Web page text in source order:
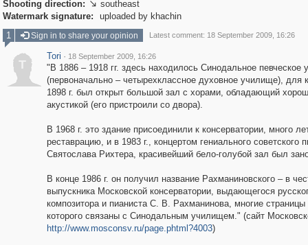
Shooting direction:  southeast
Watermark signature:
uploaded by khachin
1
Sign in to share your opinion Latest comment: 18 September 2009, 16:26
T
Tori · 18 September 2009, 16:26
"В 1886 – 1918 гг. здесь находилось Синодальное певческое
(первоначально – четырехклассное духовное училище), для
1898 г. был открыт большой зал с хорами, обладающий
акустикой (его пристроили со двора).
В 1968 г. это здание присоединили к консерватории, много
реставрацию, и в 1983 г., концертом гениального советского
Святослава Рихтера, красивейший бело-голубой зал был
В конце 1986 г. он получил название Рахманиновского – в
выпускника Московской консерватории, выдающегося
композитора и пианиста С. В. Рахманинова, многие страницы
которого связаны с Синодальным училищем." (сайт
http://www.mosconsv.ru/page.phtml?4003)